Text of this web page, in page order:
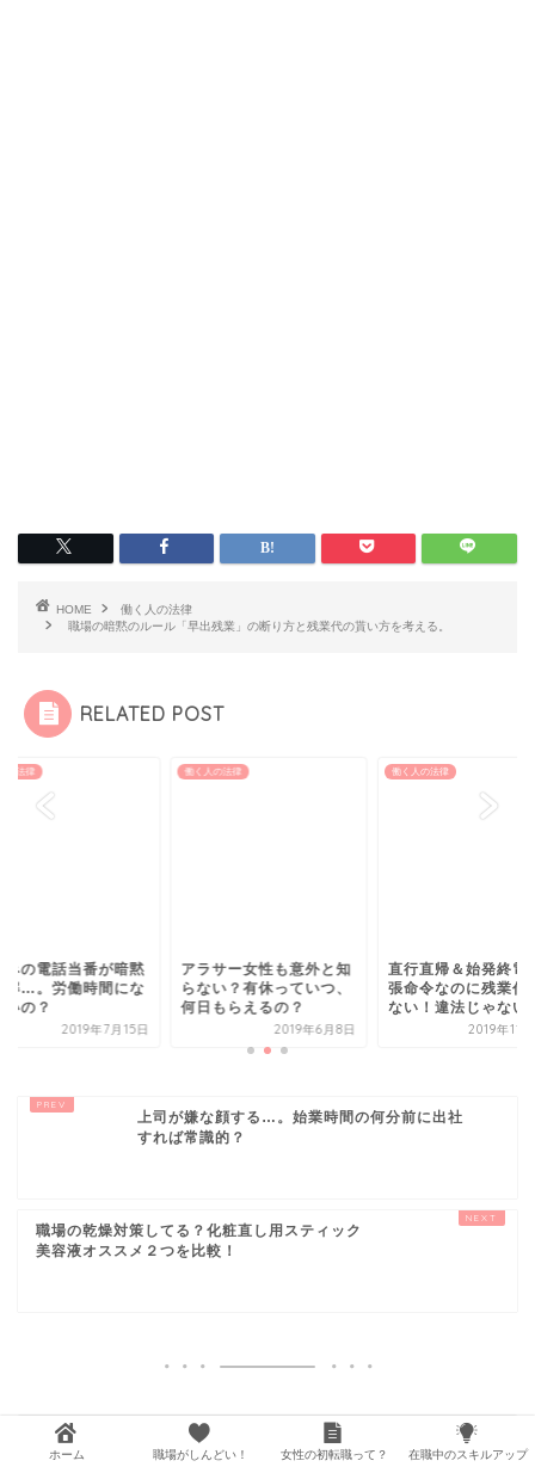
HOME
働く人の法律
職場の暗黙のルール「早出残業」の断り方と残業代の貰い方を考える。
RELATED POST
人の法律
サー女性も意外と知
い？有休っていつ、
もらえるの？
2019年6月8日
働く人の法律
直行直帰＆始発終電で出
張命令なのに残業代が出
ない！違法じゃない？
2019年11月24日
働く人の法律
昼休みの電話当番
の了解…。労働時
らないの？
2019年7
上司が嫌な顔する…。始業時間の何分前に出社
すれば常識的？
職場の乾燥対策してる？化粧直し用スティック
美容液オススメ２つを比較！
人気記事ランキング
ホーム 職場がしんどい！ 女性の初転職って？ 在職中のスキルアップ